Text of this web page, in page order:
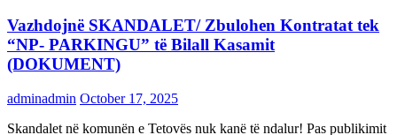
Vazhdojnë SKANDALET/ Zbulohen Kontratat tek
“NP- PARKINGU” të Bilall Kasamit
(DOKUMENT)
adminadmin October 17, 2025
Skandalet në komunën e Tetovës nuk kanë të ndalur! Pas publikimit